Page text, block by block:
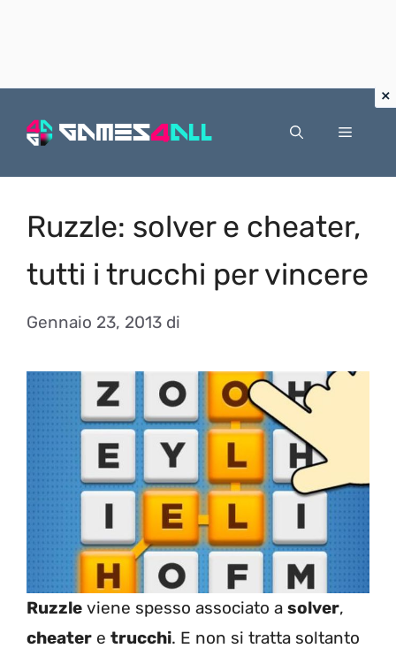
Menu
Ruzzle: solver e cheater,
tutti i trucchi per vincere
Gennaio 23, 2013 di
Ruzzle viene spesso associato a solver,
cheater e trucchi. E non si tratta soltanto